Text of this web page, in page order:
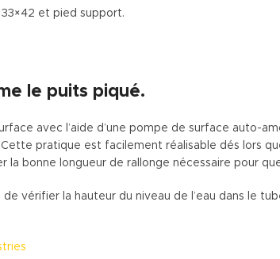
et pied support.
le puits piqué.
avec l’aide d’une pompe de surface auto-
pratique est facilement réalisable dés lors
la bonne longueur de rallonge nécessaire pour
vérifier la hauteur du niveau de l’eau dans le